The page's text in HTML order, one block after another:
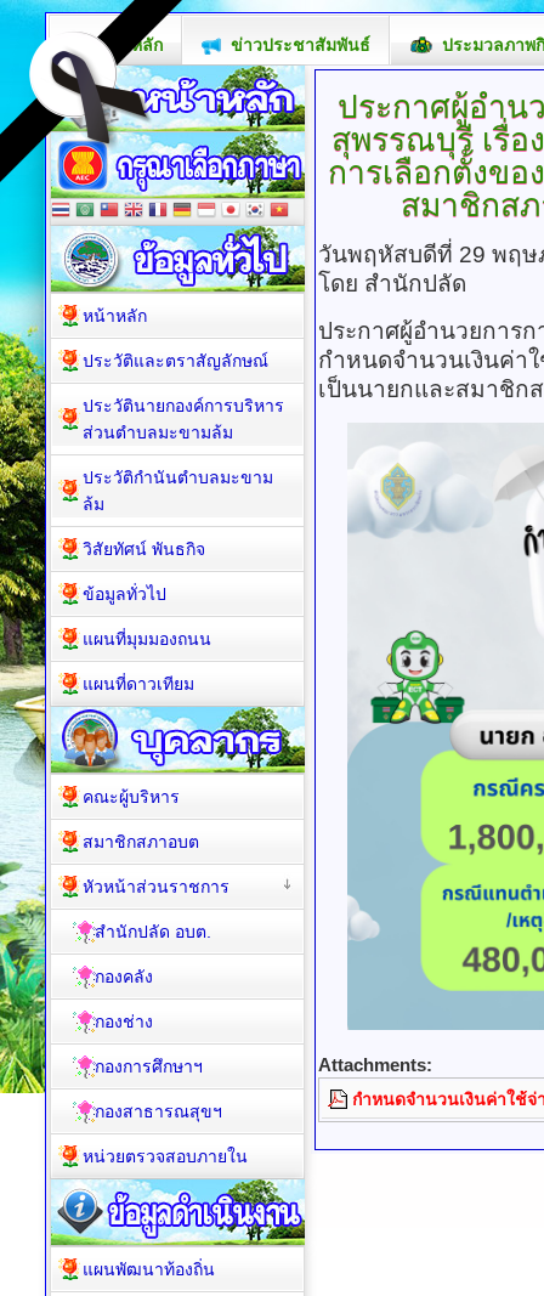
หน้าหลัก ข่าวประชาสัมพันธ์ ประมวลภาพ
ประกาศผู้อำน
สุพรรณบุรี เรื่อ
การเลือกตั้งขอ
สมาชิกส
วันพฤหัสบดีที่ 29 พฤษ
โดย สำนักปลัด
ประกาศผู้อำนวยการก
กำหนดจำนวนเงินค่า
เป็นนายกและสมาชิก
Attachments:
กำหนดจำนวนเงินค่าใช้จ่
หน้าหลัก
ประวัติและตราสัญลักษณ์
ประวัตินายกองค์การบริหาร
ส่วนตำบลมะขามล้ม
ประวัติกำนันตำบลมะขาม
ล้ม
วิสัยทัศน์ พันธกิจ
ข้อมูลทั่วไป
แผนที่มุมมองถนน
แผนที่ดาวเทียม
คณะผู้บริหาร
สมาชิกสภาอบต
หัวหน้าส่วนราชการ
สำนักปลัด อบต.
กองคลัง
กองช่าง
กองการศึกษาฯ
กองสาธารณสุขฯ
หน่วยตรวจสอบภายใน
แผนพัฒนาท้องถิ่น